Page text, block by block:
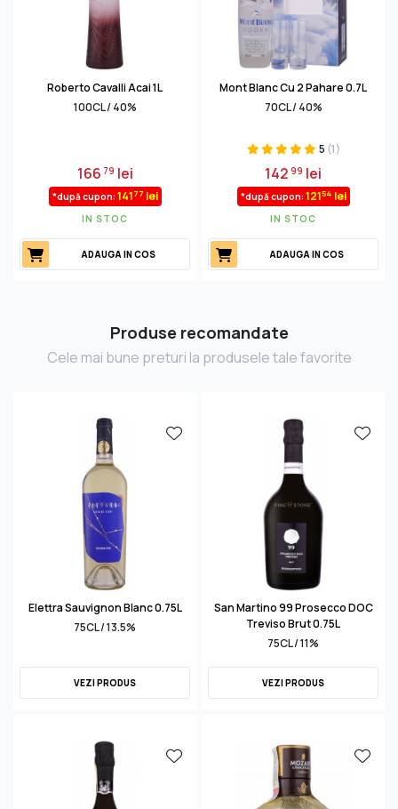
Roberto Cavalli Acai 1L
100CL / 40%
166 79 lei
*după cupon: 14177 lei
IN STOC
ADAUGA IN COS
Mont Blanc Cu 2 Pahare 0.7L
70CL / 40%
5 (1)
14299 lei
*după cupon: 12154 lei
IN STOC
ADAUGA IN COS
Produse recomandate
Cele mai bune preturi la produsele tale favorite
Elettra Sauvignon Blanc 0.75L
75CL / 13.5%
VEZI PRODUS
San Martino 99 Prosecco DOC
Treviso Brut 0.75L
75CL / 11%
VEZI PRODUS